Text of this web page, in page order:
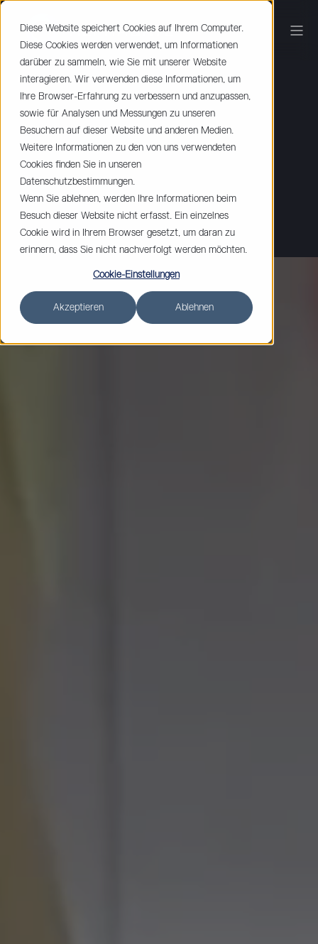
Diese Website speichert Cookies auf Ihrem Computer.
Diese Cookies werden verwendet, um Informationen
darüber zu sammeln, wie Sie mit unserer Website
interagieren. Wir verwenden diese Informationen, um
Ihre Browser-Erfahrung zu verbessern und anzupassen,
sowie für Analysen und Messungen zu unseren
Besuchern auf dieser Website und anderen Medien.
Weitere Informationen zu den von uns verwendeten
Cookies finden Sie in unseren
Datenschutzbestimmungen.
Wenn Sie ablehnen, werden Ihre Informationen beim
Besuch dieser Website nicht erfasst. Ein einzelnes
Cookie wird in Ihrem Browser gesetzt, um daran zu
erinnern, dass Sie nicht nachverfolgt werden möchten.
Cookie-Einstellungen
Akzeptieren Ablehnen